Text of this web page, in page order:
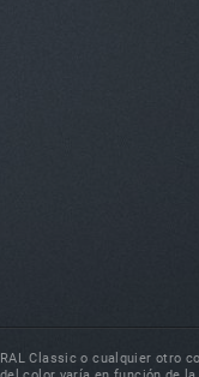
RAL Classic o cualquier otro